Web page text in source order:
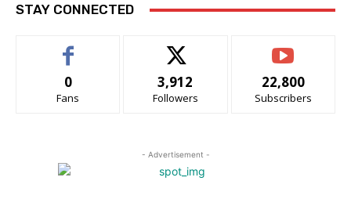
STAY CONNECTED
0
Fans
3,912
Followers
22,800
Subscribers
- Advertisement -